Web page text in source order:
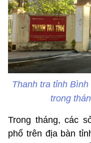
Thanh tra tỉnh
trong
Trong tháng, các
phố trên địa bàn